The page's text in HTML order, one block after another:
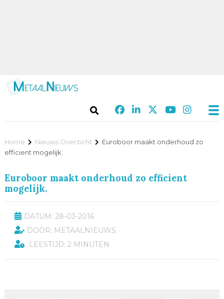
Home Nieuws Overzicht
Euroboor maakt onderhoud zo
efficient mogelijk.
Euroboor maakt onderhoud zo efficient
mogelijk.
DATUM: 28-03-2016
DOOR: METAALNIEUWS
LEESTIJD: 2 MINUTEN